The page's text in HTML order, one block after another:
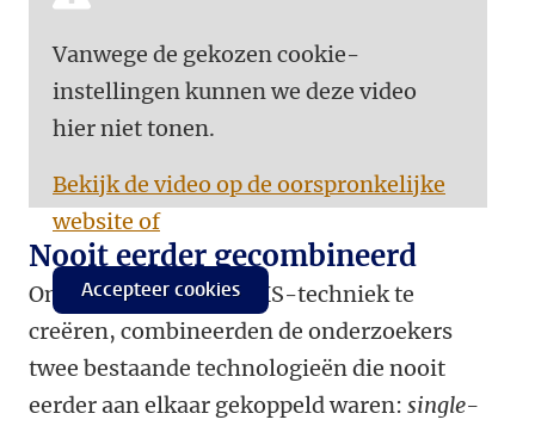
Vanwege de gekozen cookie-
instellingen kunnen we deze video
hier niet tonen.
Bekijk de video op de oorspronkelijke
website of
Accepteer cookies
Nooit eerder gecombineerd
Om hun nieuwe SPARXS-techniek te
creëren, combineerden de onderzoekers
twee bestaande technologieën die nooit
eerder aan elkaar gekoppeld waren: single-